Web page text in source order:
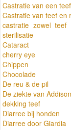
Castratie van een
Castratie van teef en
castratie zowel
sterilisatie
Cataract
cherry eye
Chippen
Chocolade
De reu & de pil
De ziekte van Addison
dekking teef
Diarree bij honden
Diarree door Giardia